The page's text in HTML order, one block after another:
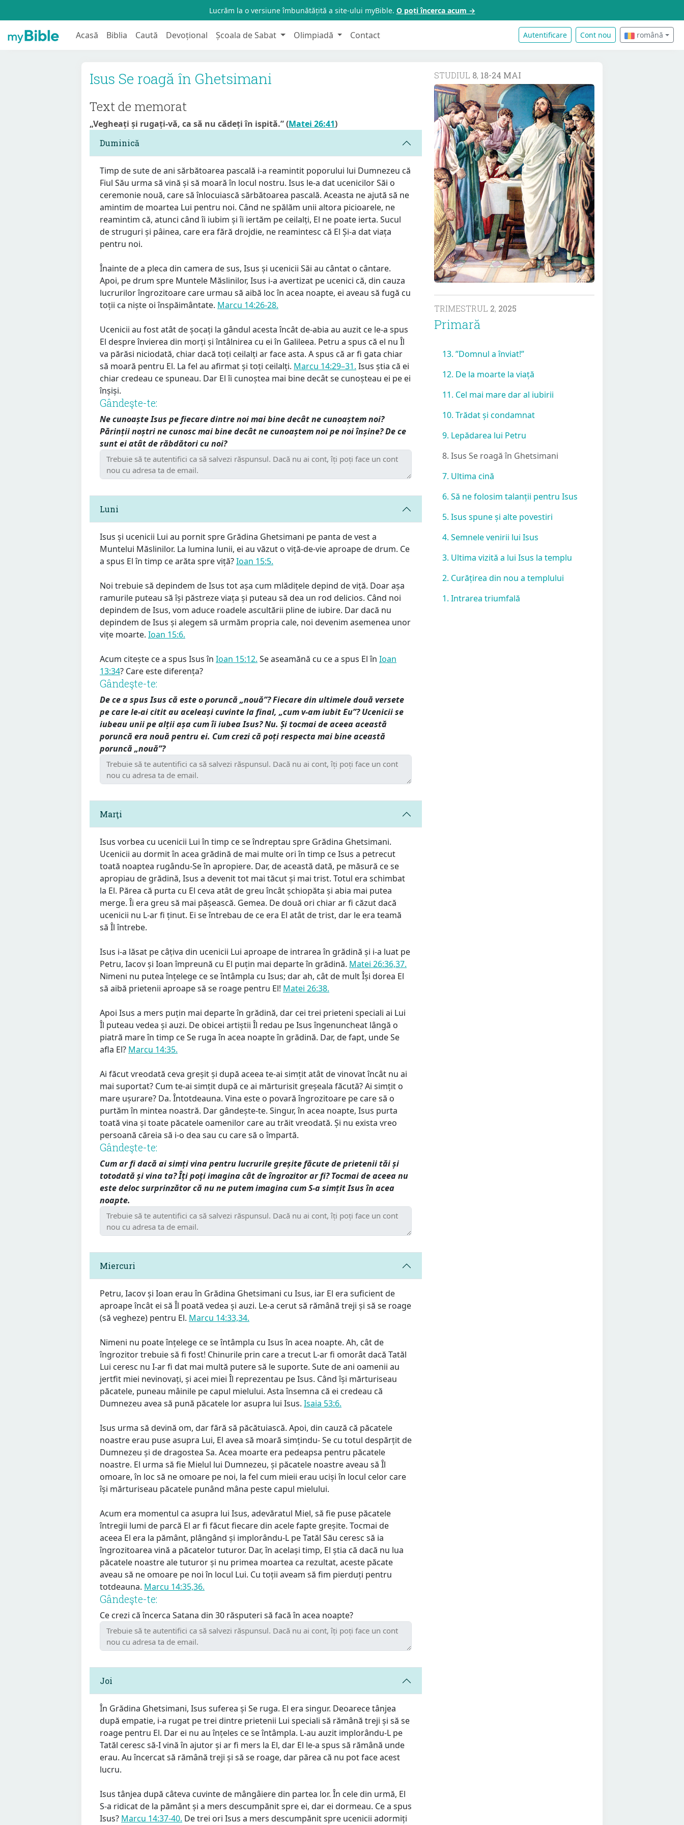
Lucrăm la o versiune îmbunătățită a site-ului myBible. O poți încerca acum →
Acasă Biblia Caută Devoțional Școala de Sabat Olimpiadă Contact Autentificare Cont nou română
Isus Se roagă în Ghetsimani
Text de memorat
„Vegheați și rugați-vă, ca să nu cădeți în ispită.” (Matei 26:41)
Duminică
Timp de sute de ani sărbătoarea pascală i-a reamintit poporului lui Dumnezeu că
Fiul Său urma să vină și să moară în locul nostru. Isus le-a dat ucenicilor Săi o
ceremonie nouă, care să înlocuiască sărbătoarea pascală. Aceasta ne ajută să ne
amintim de moartea Lui pentru noi. Când ne spălăm unii altora picioarele, ne
reamintim că, atunci când îi iubim și îi iertăm pe ceilalți, El ne poate ierta. Sucul
de struguri și pâinea, care era fără drojdie, ne reamintesc că El Și-a dat viața
pentru noi.
Înainte de a pleca din camera de sus, Isus și ucenicii Săi au cântat o cântare.
Apoi, pe drum spre Muntele Măslinilor, Isus i-a avertizat pe ucenici că, din cauza
lucrurilor îngrozitoare care urmau să aibă loc în acea noapte, ei aveau să fugă cu
toții ca niște oi înspăimântate. Marcu 14:26-28.
Ucenicii au fost atât de șocați la gândul acesta încât de-abia au auzit ce le-a spus
El despre învierea din morți și întâlnirea cu ei în Galileea. Petru a spus că el nu Îl
va părăsi niciodată, chiar dacă toți ceilalți ar face asta. A spus că ar fi gata chiar
să moară pentru El. La fel au afirmat și toți ceilalți. Marcu 14:29–31. Isus știa că ei
chiar credeau ce spuneau. Dar El îi cunoștea mai bine decât se cunoșteau ei pe ei
înșiși.
Gândeşte-te:
Ne cunoaște Isus pe fiecare dintre noi mai bine decât ne cunoaștem noi?
Părinții noștri ne cunosc mai bine decât ne cunoaștem noi pe noi înșine? De ce
sunt ei atât de răbdători cu noi?
Luni
Isus și ucenicii Lui au pornit spre Grădina Ghetsimani pe panta de vest a
Muntelui Măslinilor. La lumina lunii, ei au văzut o viță-de-vie aproape de drum. Ce
a spus El în timp ce arăta spre viță?Ioan 15:5.
Noi trebuie să depindem de Isus tot așa cum mlădițele depind de viță. Doar așa
ramurile puteau să își păstreze viața și puteau să dea un rod delicios. Când noi
depindem de Isus, vom aduce roadele ascultării pline de iubire. Dar dacă nu
depindem de Isus și alegem să urmăm propria cale, noi devenim asemenea unor
vițe moarte. Ioan 15:6.
Acum citește ce a spus Isus în Ioan 15:12. Se aseamănă cu ce a spus El în Ioan
13:34? Care este diferența?
Gândeşte-te:
De ce a spus Isus că este o poruncă „nouă”? Fiecare din ultimele două versete
pe care le-ai citit au aceleași cuvinte la final, „cum v-am iubit Eu”? Ucenicii se
iubeau unii pe alții așa cum îi iubea Isus? Nu. Și tocmai de aceea această
poruncă era nouă pentru ei. Cum crezi că poți respecta mai bine această
poruncă „nouă”?
Marţi
Isus vorbea cu ucenicii Lui în timp ce se îndreptau spre Grădina Ghetsimani.
Ucenicii au dormit în acea grădină de mai multe ori în timp ce Isus a petrecut
toată noaptea rugându-Se în apropiere. Dar, de această dată, pe măsură ce se
apropiau de grădină, Isus a devenit tot mai tăcut și mai trist. Totul era schimbat
la El. Părea că purta cu El ceva atât de greu încât șchiopăta și abia mai putea
merge. Îi era greu să mai pășească. Gemea. De două ori chiar ar fi căzut dacă
ucenicii nu L-ar fi ținut. Ei se întrebau de ce era El atât de trist, dar le era teamă
să Îl întrebe.
Isus i-a lăsat pe câțiva din ucenicii Lui aproape de intrarea în grădină și i-a luat pe
Petru, Iacov și Ioan împreună cu El puțin mai departe în grădină. Matei 26:36,37.
Nimeni nu putea înțelege ce se întâmpla cu Isus; dar ah, cât de mult Își dorea El
să aibă prietenii aproape să se roage pentru El! Matei 26:38.
Apoi Isus a mers puțin mai departe în grădină, dar cei trei prieteni speciali ai Lui
Îl puteau vedea și auzi. De obicei artiștii Îl redau pe Isus îngenuncheat lângă o
piatră mare în timp ce Se ruga în acea noapte în grădină. Dar, de fapt, unde Se
afla El? Marcu 14:35.
Ai făcut vreodată ceva greșit și după aceea te-ai simțit atât de vinovat încât nu ai
mai suportat? Cum te-ai simțit după ce ai mărturisit greșeala făcută? Ai simțit o
mare ușurare? Da. Întotdeauna. Vina este o povară îngrozitoare pe care să o
purtăm în mintea noastră. Dar gândește-te. Singur, în acea noapte, Isus purta
toată vina și toate păcatele oamenilor care au trăit vreodată. Și nu exista vreo
persoană căreia să i-o dea sau cu care să o împartă.
Gândeşte-te:
Cum ar fi dacă ai simți vina pentru lucrurile greșite făcute de prietenii tăi și
totodată și vina ta? Îți poți imagina cât de îngrozitor ar fi? Tocmai de aceea nu
este deloc surprinzător că nu ne putem imagina cum S-a simțit Isus în acea
noapte.
Miercuri
Petru, Iacov și Ioan erau în Grădina Ghetsimani cu Isus, iar El era suficient de
aproape încât ei să Îl poată vedea și auzi. Le-a cerut să rămână treji și să se roage
(să vegheze) pentru El. Marcu 14:33,34.
Nimeni nu poate înțelege ce se întâmpla cu Isus în acea noapte. Ah, cât de
îngrozitor trebuie să fi fost! Chinurile prin care a trecut L-ar fi omorât dacă Tatăl
Lui ceresc nu I-ar fi dat mai multă putere să le suporte. Sute de ani oamenii au
jertfit miei nevinovați, și acei miei Îl reprezentau pe Isus. Când își mărturiseau
păcatele, puneau mâinile pe capul mielului. Asta însemna că ei credeau că
Dumnezeu avea să pună păcatele lor asupra lui Isus. Isaia 53:6.
Isus urma să devină om, dar fără să păcătuiască. Apoi, din cauză că păcatele
noastre erau puse asupra Lui, El avea să moară simțindu- Se cu totul despărțit de
Dumnezeu și de dragostea Sa. Acea moarte era pedeapsa pentru păcatele
noastre. El urma să fie Mielul lui Dumnezeu, și păcatele noastre aveau să Îl
omoare, în loc să ne omoare pe noi, la fel cum mieii erau uciși în locul celor care
își mărturiseau păcatele punând mâna peste capul mielului.
Acum era momentul ca asupra lui Isus, adevăratul Miel, să fie puse păcatele
întregii lumi de parcă El ar fi făcut fiecare din acele fapte greșite. Tocmai de
aceea El era la pământ, plângând și implorându-L pe Tatăl Său ceresc să ia
îngrozitoarea vină a păcatelor tuturor. Dar, în același timp, El știa că dacă nu lua
păcatele noastre ale tuturor și nu primea moartea ca rezultat, aceste păcate
aveau să ne omoare pe noi în locul Lui. Cu toții aveam să fim pierduți pentru
totdeauna. Marcu 14:35,36.
Gândeşte-te:
Ce crezi că încerca Satana din 30 răsputeri să facă în acea noapte?
Joi
În Grădina Ghetsimani, Isus suferea și Se ruga. El era singur. Deoarece tânjea
după empatie, i-a rugat pe trei dintre prietenii Lui speciali să rămână treji și să se
roage pentru El. Dar ei nu au înțeles ce se întâmpla. L-au auzit implorându-L pe
Tatăl ceresc să-I vină în ajutor și ar fi mers la El, dar El le-a spus să rămână unde
erau. Au încercat să rămână treji și să se roage, dar părea că nu pot face acest
lucru.
Isus tânjea după câteva cuvinte de mângâiere din partea lor. În cele din urmă, El
S-a ridicat de la pământ și a mers descumpănit spre ei, dar ei dormeau. Ce a spus
Isus? Marcu 14:37-40. De trei ori Isus a mers descumpănit spre ucenicii adormiți
STUDIUL 8, 18-24 MAI
TRIMESTRUL 2, 2025
Primară
13. ”Domnul a înviat!”
12. De la moarte la viață
11. Cel mai mare dar al iubirii
10. Trădat și condamnat
9. Lepădarea lui Petru
8. Isus Se roagă în Ghetsimani
7. Ultima cină
6. Să ne folosim talanții pentru Isus
5. Isus spune și alte povestiri
4. Semnele venirii lui Isus
3. Ultima vizită a lui Isus la templu
2. Curățirea din nou a templului
1. Intrarea triumfală